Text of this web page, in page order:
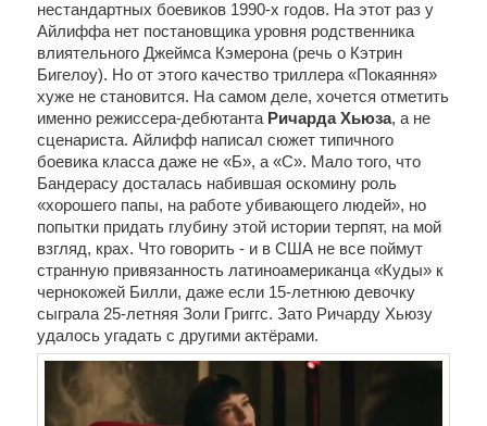
нестандартных боевиков 1990-х годов. На этот раз у
Айлиффа нет постановщика уровня родственника
влиятельного Джеймса Кэмерона (речь о Кэтрин
Бигелоу). Но от этого качество триллера «Покаяння»
хуже не становится. На самом деле, хочется отметить
именно режиссера-дебютанта Ричарда Хьюза, а не
сценариста. Айлифф написал сюжет типичного
боевика класса даже не «Б», а «С». Мало того, что
Бандерасу досталась набившая оскомину роль
«хорошего папы, на работе убивающего людей», но
попытки придать глубину этой истории терпят, на мой
взгляд, крах. Что говорить - и в США не все поймут
странную привязанность латиноамериканца «Куды» к
чернокожей Билли, даже если 15-летнюю девочку
сыграла 25-летняя Золи Григгс. Зато Ричарду Хьюзу
удалось угадать с другими актёрами.